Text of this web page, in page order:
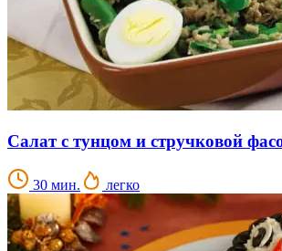
Салат с тунцом и стручковой
30 мин. легко